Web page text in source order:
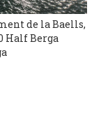
de la Baells,
Half Berga